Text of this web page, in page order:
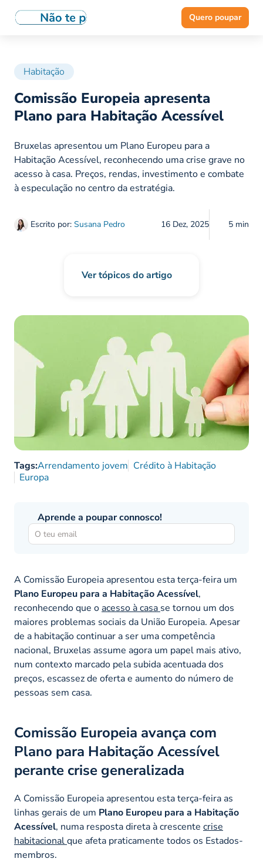
Quero poupar
Habitação
Comissão Europeia apresenta
Plano para Habitação Acessível
Escrito por: Susana Pedro 16 Dez, 2025 5 min
Bruxelas apresentou um Plano Europeu para a
Habitação Acessível, reconhecendo uma crise grave no
acesso à casa. Preços, rendas, investimento e combate
à especulação no centro da estratégia.
Ver tópicos do artigo
Tags:Arrendamento jovem Crédito à Habitação
Europa
Aprende a poupar connosco!
A Comissão Europeia apresentou esta terça-feira um
Plano Europeu para a Habitação Acessível,
reconhecendo que o acesso à casa se tornou um dos
maiores problemas sociais da União Europeia. Apesar
de a habitação continuar a ser uma competência
nacional, Bruxelas assume agora um papel mais ativo,
num contexto marcado pela subida acentuada dos
preços, escassez de oferta e aumento do número de
pessoas sem casa.
Comissão Europeia avança com
Plano para Habitação Acessível
perante crise generalizada
A Comissão Europeia apresentou esta terça-feira as
linhas gerais de um Plano Europeu para a Habitação
Acessível, numa resposta direta à crescente crise
habitacionalque afeta praticamente todos os Estados-
membros.